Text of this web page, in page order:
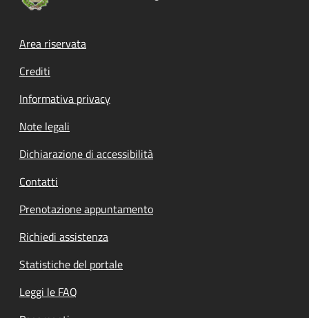
Footer menu
Area riservata
Crediti
Informativa privacy
Note legali
Dichiarazione di accessibilità
Contatti
Prenotazione appuntamento
Richiedi assistenza
Statistiche del portale
Leggi le FAQ